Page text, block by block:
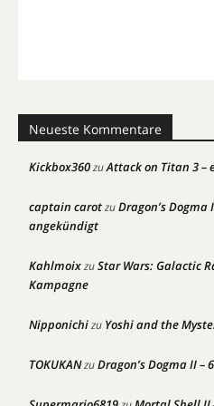
Neueste Kommentare
Kickbox360zuAttack on Titan 3 –
captain carotzuDragon’s Dogma
angekündigt
KahlmoixzuStar Wars: Galactic
Kampagne
Nipponichizu Yoshi and the
TOKUKANzuDragon’s Dogma II